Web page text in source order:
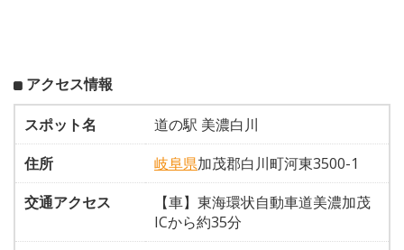
アクセス情報
スポット名
道の駅 美濃白川
住所
岐阜県加茂郡白川町河東3500-1
交通アクセス
【車】東海環状自動車道美濃加茂
ICから約35分